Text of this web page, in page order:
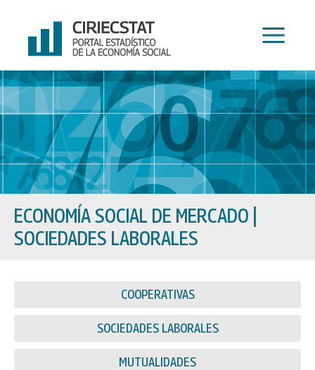
contenido
ECONOMÍA SOCIAL DE MERCADO
SOCIEDADES LABORALES
COOPERATIVAS
SOCIEDADES LABORALES
MUTUALIDADES